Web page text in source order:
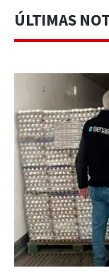
ÚLTIMAS